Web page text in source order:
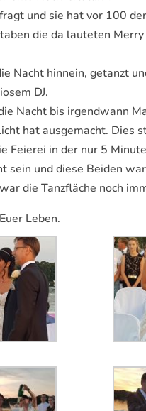
und sie hat vor 100
die da lauteten
Nacht hinnein, getanzt
DJ.
Nacht bis irgendwann
hat ausgemacht. Dies
Feierei in der nur 5
sein und diese Beiden
die Tanzfläche noch
Leben.